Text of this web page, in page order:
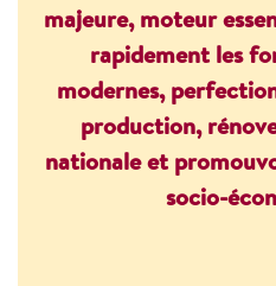
majeure, moteur
rapidement les
modernes,
production,
nationale et
socio-